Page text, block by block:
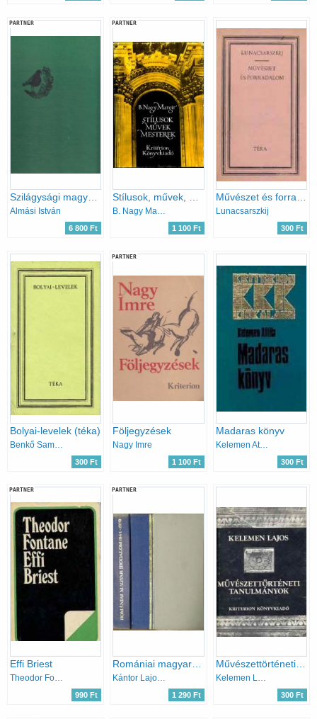
PARTNER
Almási István
6 800 Ft
PARTNER
B. Nagy Margit
1 100 Ft
Lunacsarszkij
300 Ft
Bolyai-levelek (téka)
300 Ft
PARTNER
Följegyzések
Nagy Imre
1 100 Ft
Madaras könyv
Kelemen Attila
300 Ft
PARTNER
Effi Briest
Theodor Fontane
990 Ft
PARTNER
Kántor Lajos-Láng Gusztáv
1 290 Ft
Művészettörténeti tanulmányok
Kelemen Lajos
300 Ft